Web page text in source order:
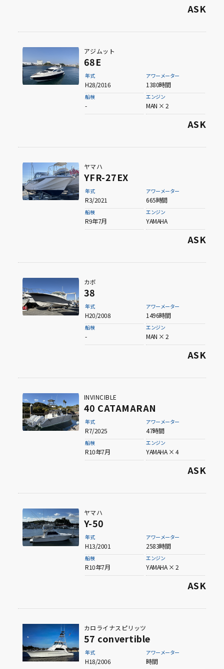
ASK
アジムット
68E
年式
H28/2016
アワーメーター
1380時間
船検
-
エンジン
MAN × 2
ASK
ヤマハ
YFR-27EX
年式
R3/2021
アワーメーター
665時間
船検
R9年7月
エンジン
YAMAHA
ASK
カボ
38
年式
H20/2008
アワーメーター
1496時間
船検
-
エンジン
MAN × 2
ASK
INVINCIBLE
40 CATAMARAN
年式
R7/2025
アワーメーター
47時間
船検
R10年7月
エンジン
YAMAHA × 4
ASK
ヤマハ
Y-50
年式
H13/2001
アワーメーター
2583時間
船検
R10年7月
エンジン
YAMAHA × 2
ASK
カロライナスピリッツ
57 convertible
年式
H18/2006
アワーメーター
時間